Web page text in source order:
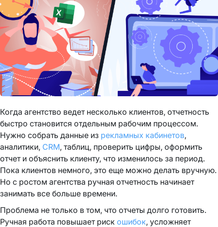
Когда агентство ведет несколько клиентов, отчетность
быстро становится отдельным рабочим процессом.
Нужно собрать данные из рекламных кабинетов,
аналитики, CRM, таблиц, проверить цифры, оформить
отчет и объяснить клиенту, что изменилось за период.
Пока клиентов немного, это еще можно делать вручную.
Но с ростом агентства ручная отчетность начинает
занимать все больше времени.
Проблема не только в том, что отчеты долго готовить.
Ручная работа повышает риск ошибок, усложняет